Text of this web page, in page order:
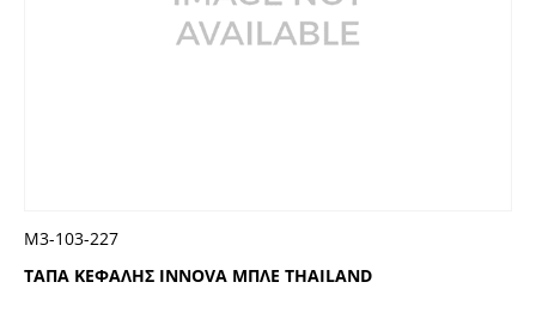
ΤΑΠΑ ΚΕΦΑΛΗΣ INNOVA ΜΠΛΕ THAILAND
Μ3-103-227